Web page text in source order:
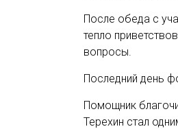
После обеда с
тепло
вопросы.
Последний день
Помощник
Терехин стал